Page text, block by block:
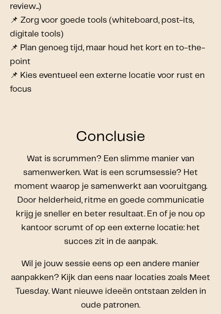
review...)
📌 Zorg voor goede tools (whiteboard, post-its,
digitale tools)
📌 Plan genoeg tijd, maar houd het kort en to-the-
point
📌 Kies eventueel een externe locatie voor rust en
focus
Conclusie
Wat is scrummen? Een slimme manier van
samenwerken. Wat is een scrumsessie? Het
moment waarop je samenwerkt aan vooruitgang.
Door helderheid, ritme en goede communicatie
krijg je sneller en beter resultaat. En of je nou op
kantoor scrumt of op een externe locatie: het
succes zit in de aanpak.
Wil je jouw sessie eens op een andere manier
aanpakken? Kijk dan eens naar locaties zoals Meet
Tuesday. Want nieuwe ideeën ontstaan zelden in
oude patronen.